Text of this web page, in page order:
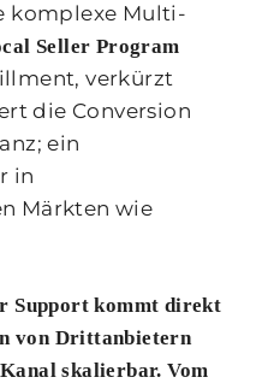
komplexe Multi-
Seller Program
verkürzt
die Conversion
ein
in
Märkten wie
Support kommt direkt
von Drittanbietern
skalierbar. Vom